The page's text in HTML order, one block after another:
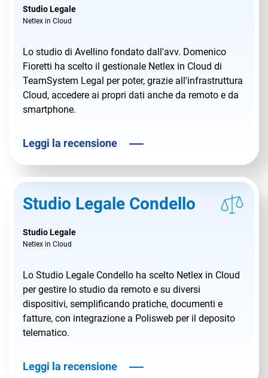
Studio Legale
Netlex in Cloud
Lo studio di Avellino fondato dall'avv. Domenico
Fioretti ha scelto il gestionale Netlex in Cloud di
TeamSystem Legal per poter, grazie all'infrastruttura
Cloud, accedere ai propri dati anche da remoto e da
smartphone.
Leggi la recensione
Studio Legale Condello
Studio Legale
Netlex in Cloud
Lo Studio Legale Condello ha scelto Netlex in Cloud
per gestire lo studio da remoto e su diversi
dispositivi, semplificando pratiche, documenti e
fatture, con integrazione a Polisweb per il deposito
telematico.
Leggi la recensione